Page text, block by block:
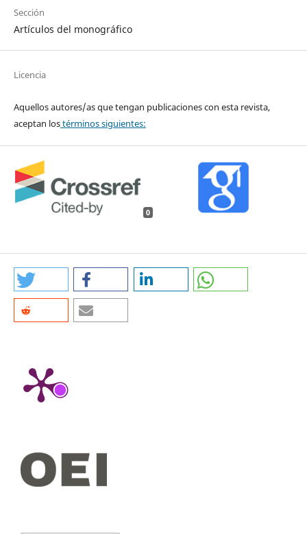
Sección
Artículos del monográfico
Licencia
Aquellos autores/as que tengan publicaciones con esta revista,
aceptan lostérminos siguientes:
0